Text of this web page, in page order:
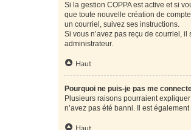
Si la gestion COPPA est active et si
que toute nouvelle création de
un courriel, suivez ses instructions.
Si vous n’avez pas reçu de courriel,
administrateur.
Haut
Pourquoi ne puis-je pas me
Plusieurs raisons pourraient
n’avez pas été banni. Il est
Haut